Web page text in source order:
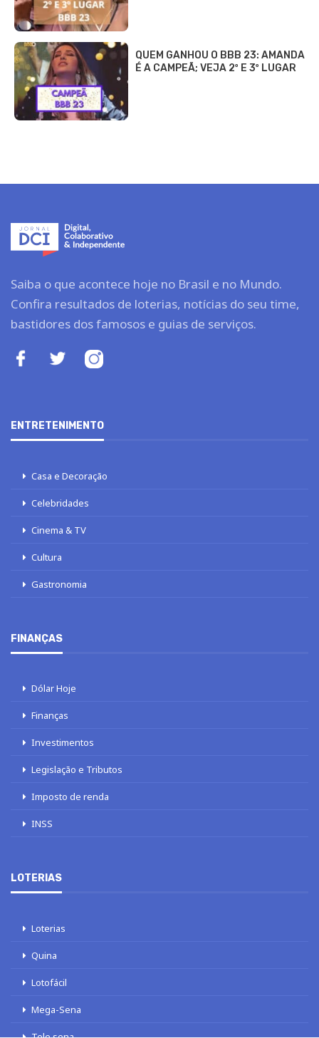
QUEM GANHOU O BBB 23: AMANDA
É A CAMPEÃ; VEJA 2º E 3º LUGAR
Saiba o que acontece hoje no Brasil e no Mundo.
Confira resultados de loterias, notícias do seu time,
bastidores dos famosos e guias de serviços.
ENTRETENIMENTO
Casa e Decoração
Celebridades
Cinema & TV
Cultura
Gastronomia
FINANÇAS
Dólar Hoje
Finanças
Investimentos
Legislação e Tributos
Imposto de renda
INSS
LOTERIAS
Loterias
Quina
Lotofácil
Mega-Sena